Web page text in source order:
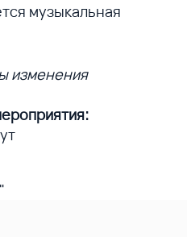
музыкальная
изменения